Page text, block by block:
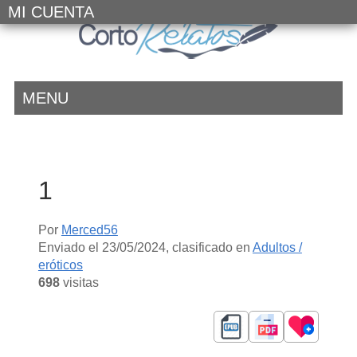
MI CUENTA
MENU
1
Por Merced56
Enviado el 23/05/2024, clasificado en Adultos /
eróticos
698visitas